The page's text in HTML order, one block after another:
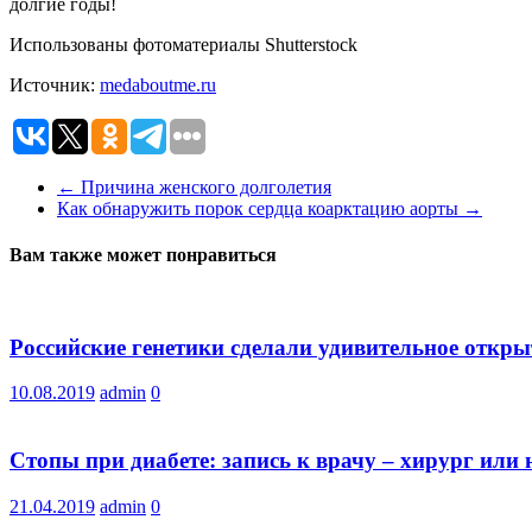
Использованы фотоматериалы Shutterstock
Источник: medaboutme.ru
← Причина женского долголетия
Как обнаружить порок сердца коарктацию аорты →
Вам также может понравиться
Российские генетики сделали удивительное
10.08.2019 admin 0
Стопы при диабете: запись к врачу – хирург или
21.04.2019 admin 0